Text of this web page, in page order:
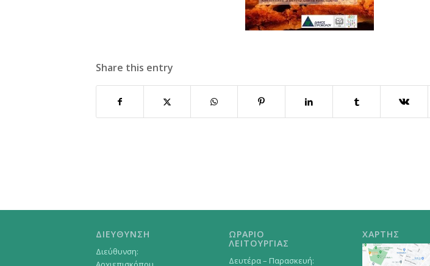
Share this entry
ΔΙΕΥΘΥΝΣΗ
Διεύθυνση:
ΩΡΑΡΙΟ
ΛΕΙΤΟΥΡΓΙΑΣ
Δευτέρα – Παρασκευή:
ΧΑΡΤΗΣ